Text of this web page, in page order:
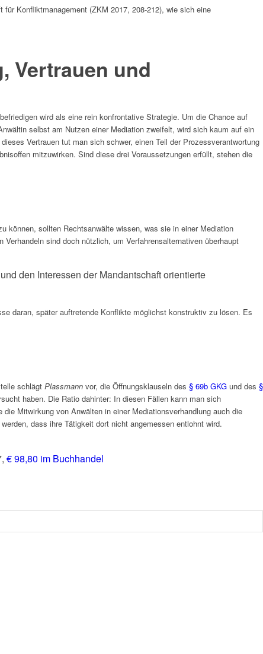
für Konfliktmanagement (ZKM 2017, 208-212), wie sich eine
Vertrauen und
wird als eine rein konfrontative Strategie. Um die Chance auf
selbst am Nutzen einer Mediation zweifelt, wird sich kaum auf ein
Vertrauen tut man sich schwer, einen Teil der Prozessverantwortung
mitzuwirken. Sind diese drei Voraussetzungen erfüllt, stehen die
können, sollten Rechtsanwälte wissen, was sie in einer Mediation
sind doch nützlich, um Verfahrensalternativen überhaupt
den Interessen der Mandantschaft orientierte
daran, später auftretende Konflikte möglichst konstruktiv zu lösen. Es
schlägt Plassmann vor, die Öffnungsklauseln des § 69b GKG und des §
haben. Die Ratio dahinter: In diesen Fällen kann man sich
Mitwirkung von Anwälten in einer Mediationsverhandlung auch die
dass ihre Tätigkeit dort nicht angemessen entlohnt wird.
€ 98,80 im Buchhandel